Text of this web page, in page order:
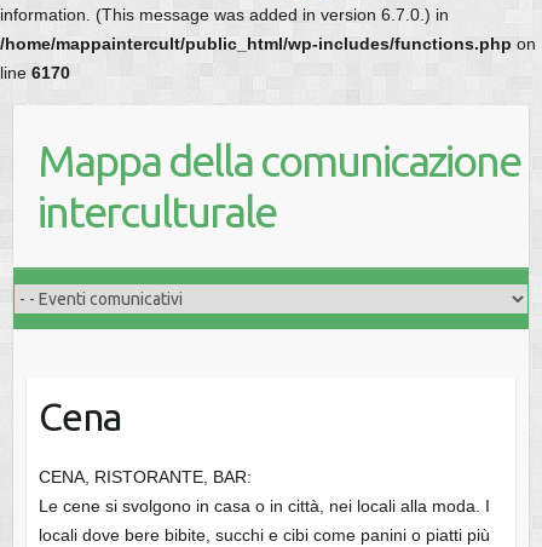
information. (This message was added in version 6.7.0.) in
/home/mappaintercult/public_html/wp-includes/functions.php on
line 6170
Mappa della comunicazione
interculturale
Cena
CENA, RISTORANTE, BAR:
Le cene si svolgono in casa o in città, nei locali alla moda. I
locali dove bere bibite, succhi e cibi come panini o piatti più